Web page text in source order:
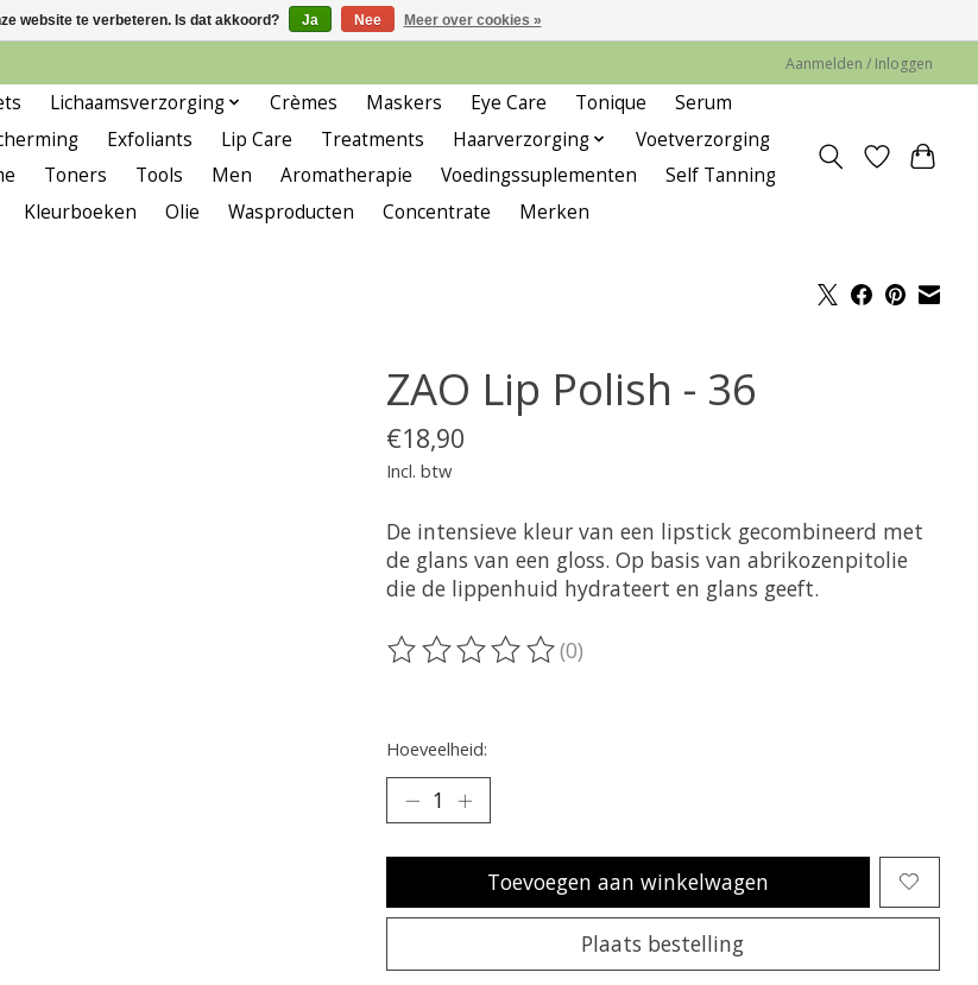
Aanmelden / Inloggen
Lichaamsverzorging Crèmes Maskers Eye Care Tonique
Serum
Exfoliants Lip Care Treatments Haarverzorging
Voetverzorging
Toners Tools Men Aromatherapie Voedingssuplementen
Self Tanning
Kleurboeken Olie Wasproducten Concentrate Merken
ZAO Lip Polish - 36
€18,90
Incl. btw
De intensieve kleur van een lipstick gecombineerd met
de glans van een gloss. Op basis van abrikozenpitolie
die de lippenhuid hydrateert en glans geeft.
De beoordeling van dit product is
(0)
Hoeveelheid:
Toevoegen aan winkelwagen
Plaats bestelling
website te verbeteren. Is dat akkoord? Ja Nee Meer over cookies »